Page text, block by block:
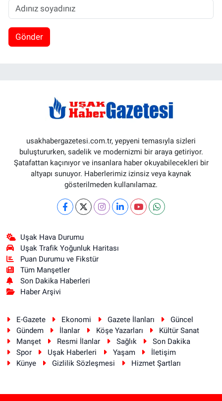
Gönder
usakhabergazetesi.com.tr, yepyeni temasıyla sizleri
buluştururken, sadelik ve modernizmi bir araya getiriyor.
Şatafattan kaçınıyor ve insanlara haber okuyabilecekleri bir
altyapı sunuyor. Haberlerimiz izinsiz veya kaynak
gösterilmeden kullanılamaz.
Uşak Hava Durumu
Uşak Trafik Yoğunluk Haritası
Puan Durumu ve Fikstür
Tüm Manşetler
Son Dakika Haberleri
Haber Arşivi
E-Gazete Ekonomi Gazete İlanları
Güncel
Gündem
İlanlar Köşe Yazarları
Kültür Sanat
Manşet
Resmi İlanlar Sağlık
Son Dakika
Spor
Uşak Haberleri Yaşam
İletişim
Künye
Gizlilik Sözleşmesi Hizmet Şartları